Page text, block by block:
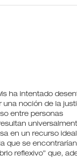
ha intentado
noción de la
entre personas
en un recurso
que se
reflexivo” que,